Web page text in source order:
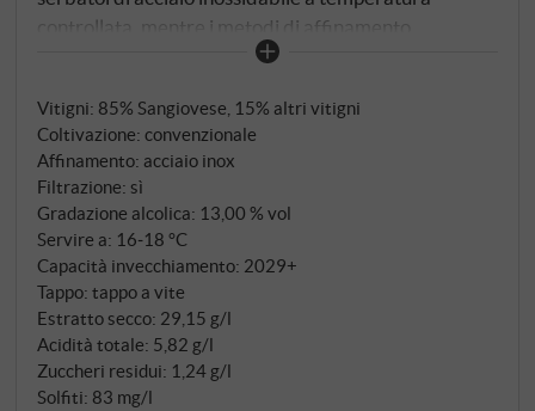
controllata, mentre i metodi di affinamento
tradizionali preservano la tipica freschezza del
bicchiere si presenta di un rosso rubino brillante. Il
bouquet è caratterizzato da sentori di frutta scura:
amarene e ribes, accompagnati da eleganti note di
violetta e sentori balsamici di liquirizia e menta. Al
palato è succoso e rinfrescante, con la caratteristica
acidità vivace del Sangiovese, una speziatura
vellutata e affascinanti note fruttate che persistono
nel retrogusto. Un Chianti semplice ma raffinato, di
notevole autenticità. SUPERIORE.DE
Vitigni: 85% Sangiovese, 15% altri vitigni
Coltivazione: convenzionale
Affinamento: acciaio inox
Filtrazione: sì
Gradazione alcolica: 13,00 % vol
Servire a: 16‑18 °C
Capacità invecchiamento: 2029+
Tappo: tappo a vite
Estratto secco: 29,15 g/l
Acidità totale: 5,82 g/l
Zuccheri residui: 1,24 g/l
Solfiti: 83 mg/l